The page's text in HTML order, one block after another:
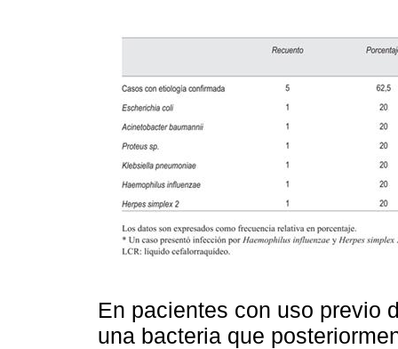
En pacientes con uso previo
una bacteria que